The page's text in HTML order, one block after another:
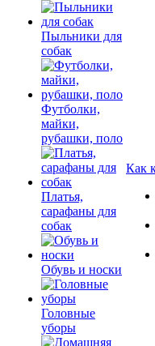
Пыльники для
собак
Футболки,
майки,
рубашки, поло
Платья,
сарафаны для
собак
Обувь и носки
Головные
уборы
Как